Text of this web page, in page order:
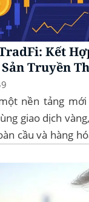
Kết
Truyền
nền tảng
giao dịch
cầu và hàng